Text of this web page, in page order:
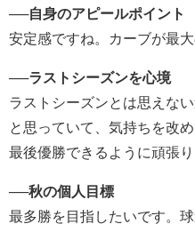
──自身のアピールポイント
安定感ですね。カーブが最
──ラストシーズンを心境
ラストシーズンとは思えな
と思っていて、気持ちを改
最後優勝できるように頑張
──秋の個人目標
最多勝を目指したいです。